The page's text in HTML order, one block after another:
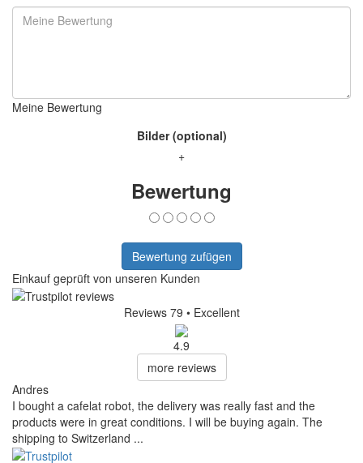
Meine Bewertung
Bilder (optional)
+
Bewertung
Bewertung zufügen
Einkauf geprüft von unseren Kunden
Reviews 79 • Excellent
4.9
more reviews
Andres
I bought a cafelat robot, the delivery was really fast and the
products were in great conditions. I will be buying again. The
shipping to Switzerland ...